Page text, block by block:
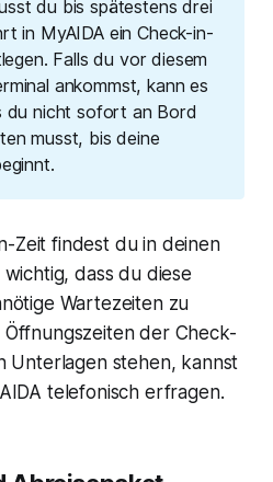
du bis spätestens drei
in MyAIDA ein Check-in-
Falls du vor diesem
ankommst, kann es
du nicht sofort an Bord
musst, bis deine
Zeit findest du in deinen
wichtig, dass du diese
Wartezeiten zu
der Check-
Unterlagen stehen, kannst
telefonisch erfragen.